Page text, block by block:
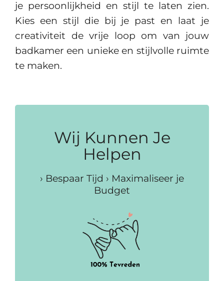
je persoonlijkheid en stijl te laten zien.
Kies een stijl die bij je past en laat je
creativiteit de vrije loop om van jouw
badkamer een unieke en stijlvolle ruimte
te maken.
Wij Kunnen Je
Helpen
› Bespaar Tijd › Maximaliseer je
Budget